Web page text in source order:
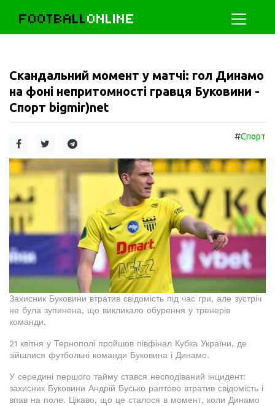
FOOTBALLONLINE
Скандальний момент у матчі: гол Динамо
на фоні непритомності гравця Буковини -
Спорт bigmir)net
#Спорт
Захисник Буковини втратив свідомість під час гри, але зустріч
не була зупинена, що викликало обурення у тренерів
команди.
21 квітня у Тернополі пройшов півфінал Кубка України, де
зійшлися футбольні команди Буковина і Динамо.
У середині першого тайму стався несподіваний інцидент:
захисник Буковини Андрій Бусько раптово втратив свідомість і
впав на поле. Цікаво, що це сталося в момент, коли Динамо